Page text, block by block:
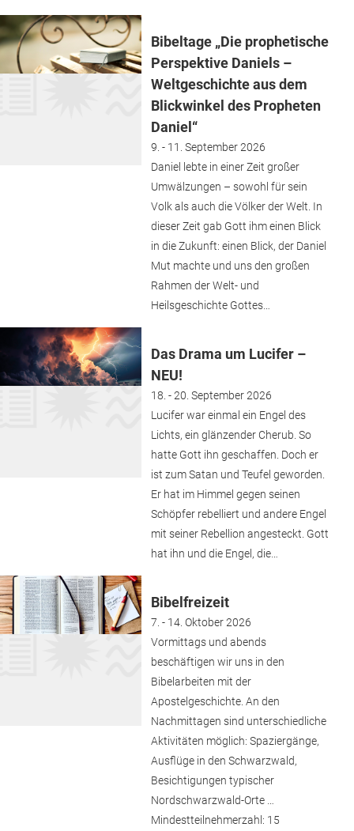
Bibeltage „Die prophetische
Perspektive Daniels –
Weltgeschichte aus dem
Blickwinkel des Propheten
Daniel“
9. - 11. September 2026
Daniel lebte in einer Zeit großer
Umwälzungen – sowohl für sein
Volk als auch die Völker der Welt. In
dieser Zeit gab Gott ihm einen Blick
in die Zukunft: einen Blick, der Daniel
Mut machte und uns den großen
Rahmen der Welt- und
Heilsgeschichte Gottes…
Das Drama um Lucifer –
NEU!
18. - 20. September 2026
Lucifer war einmal ein Engel des
Lichts, ein glänzender Cherub. So
hatte Gott ihn geschaffen. Doch er
ist zum Satan und Teufel geworden.
Er hat im Himmel gegen seinen
Schöpfer rebelliert und andere Engel
mit seiner Rebellion angesteckt. Gott
hat ihn und die Engel, die…
Bibelfreizeit
7. - 14. Oktober 2026
Vormittags und abends
beschäftigen wir uns in den
Bibelarbeiten mit der
Apostelgeschichte. An den
Nachmittagen sind unterschiedliche
Aktivitäten möglich: Spaziergänge,
Ausflüge in den Schwarzwald,
Besichtigungen typischer
Nordschwarzwald-Orte …
Mindestteilnehmerzahl: 15